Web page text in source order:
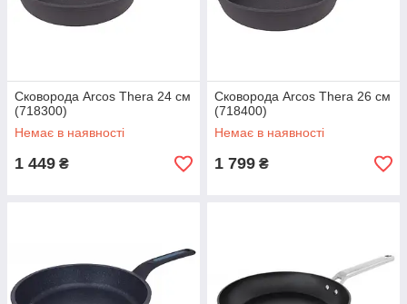
Сковорода Arcos Thera 24 см
(718300)
Немає в наявності
1 449 ₴
Сковорода Arcos Thera 26 см
(718400)
Немає в наявності
1 799 ₴